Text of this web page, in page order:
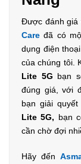
Được đánh giá
Caređã có
dụng điện
của chúng tôi.
Lite 5G bạn
đúng giá, với
bạn giải
Lite 5G, bạn
cần chờ đợi
Hãy đến